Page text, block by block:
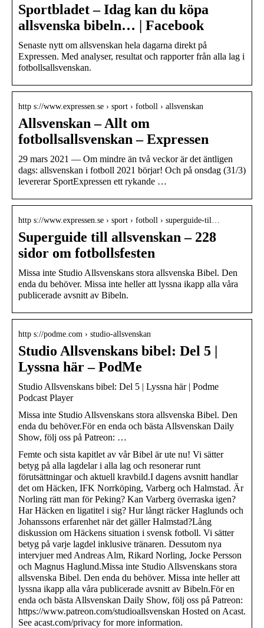
Sportbladet – Idag kan du köpa
allsvenska bibeln… | Facebook
Senaste nytt om allsvenskan hela dagarna direkt på
Expressen. Med analyser, resultat och rapporter från alla lag i
fotbollsallsvenskan.
http s://www.expressen.se › sport › fotboll › allsvenskan
Allsvenskan – Allt om
fotbollsallsvenskan – Expressen
29 mars 2021 — Om mindre än två veckor är det äntligen
dags: allsvenskan i fotboll 2021 börjar! Och på onsdag (31/3)
levererar SportExpressen ett rykande …
http s://www.expressen.se › sport › fotboll › superguide-til…
Superguide till allsvenskan – 228
sidor om fotbollsfesten
Missa inte Studio Allsvenskans stora allsvenska Bibel. Den
enda du behöver. Missa inte heller att lyssna ikapp alla våra
publicerade avsnitt av Bibeln.
http s://podme.com › studio-allsvenskan
Studio Allsvenskans bibel: Del 5 |
Lyssna här – PodMe
Studio Allsvenskans bibel: Del 5 | Lyssna här | Podme
Podcast Player
Missa inte Studio Allsvenskans stora allsvenska Bibel. Den
enda du behöver.För en enda och bästa Allsvenskan Daily
Show, följ oss på Patreon: …
Femte och sista kapitlet av vår Bibel är ute nu! Vi sätter
betyg på alla lagdelar i alla lag och resonerar runt
förutsättningar och aktuell kravbild.I dagens avsnitt handlar
det om Häcken, IFK Norrköping, Varberg och Halmstad. Är
Norling rätt man för Peking? Kan Varberg överraska igen?
Har Häcken en ligatitel i sig? Hur långt räcker Haglunds och
Johanssons erfarenhet när det gäller Halmstad?Lång
diskussion om Häckens situation i svensk fotboll. Vi sätter
betyg på varje lagdel inklusive tränaren. Dessutom nya
intervjuer med Andreas Alm, Rikard Norling, Jocke Persson
och Magnus Haglund.Missa inte Studio Allsvenskans stora
allsvenska Bibel. Den enda du behöver. Missa inte heller att
lyssna ikapp alla våra publicerade avsnitt av Bibeln.För en
enda och bästa Allsvenskan Daily Show, följ oss på Patreon:
https://www.patreon.com/studioallsvenskan Hosted on Acast.
See acast.com/privacy for more information.